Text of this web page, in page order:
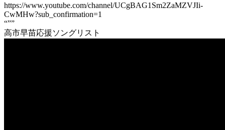
https://www.youtube.com/channel/UCgBAG1Sm2ZaMZVJIi-
CwMHw?sub_confirmation=1
“””
高市早苗応援ソングリスト